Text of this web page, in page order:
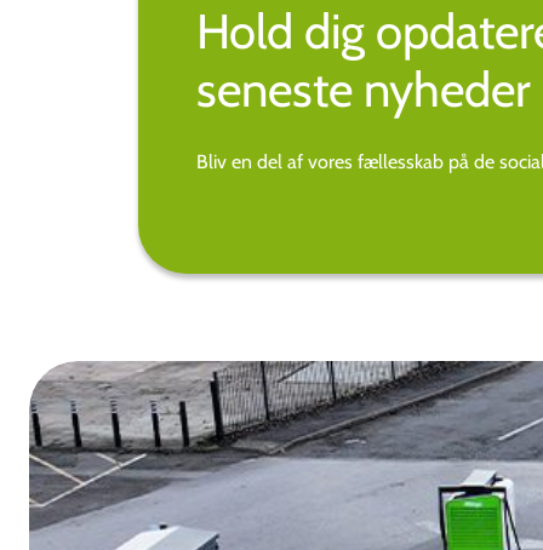
Hold dig
seneste
Bliv en del af vores fællesskab på de